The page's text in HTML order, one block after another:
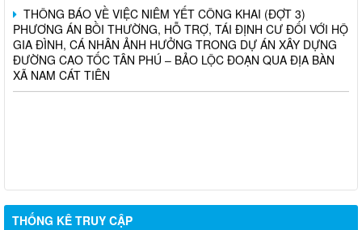
THÔNG BÁO VỀ VIỆC NIÊM YẾT CÔNG KHAI (ĐỢT 3)
PHƯƠNG ÁN BỒI THƯỜNG, HỖ TRỢ, TÁI ĐỊNH CƯ ĐỐI VỚI HỘ
GIA ĐÌNH, CÁ NHÂN ẢNH HƯỞNG TRONG DỰ ÁN XÂY DỰNG
ĐƯỜNG CAO TỐC TÂN PHÚ – BẢO LỘC ĐOẠN QUA ĐỊA BÀN
XÃ NAM CÁT TIÊN
THỐNG KÊ TRUY CẬP